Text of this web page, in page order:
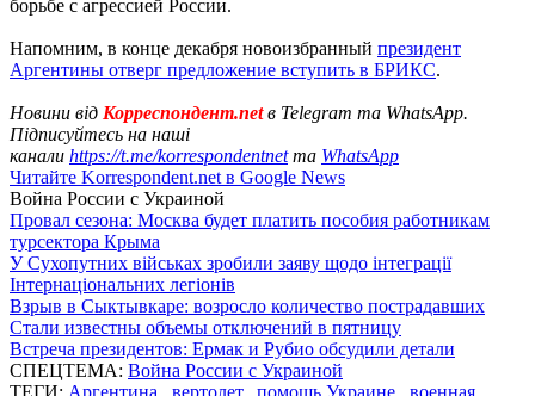
борьбе с агрессией России.
Напомним, в конце декабря новоизбранный президент
Аргентины отверг предложение вступить в БРИКС.
Новини від Корреспондент.netв Telegram та WhatsApp.
Підписуйтесь на наші
канали https://t.me/korrespondentnetта WhatsApp
Читайте Korrespondent.net в Google News
Война России с Украиной
Провал сезона: Москва будет платить пособия работникам
турсектора Крыма
У Сухопутних військах зробили заяву щодо інтеграції
Інтернаціональних легіонів
Взрыв в Сыктывкаре: возросло количество пострадавших
Стали известны объемы отключений в пятницу
Встреча президентов: Ермак и Рубио обсудили детали
СПЕЦТЕМА: Война России с Украиной
ТЕГИ: Аргентина вертолет, помощь Украине военная